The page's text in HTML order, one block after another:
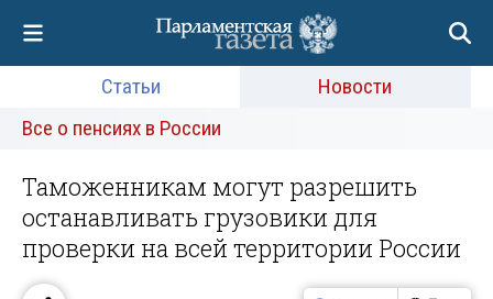
Статьи
Новости
Все о пенсиях в России
Таможенникам могут разрешить
останавливать грузовики для
проверки на всей территории России